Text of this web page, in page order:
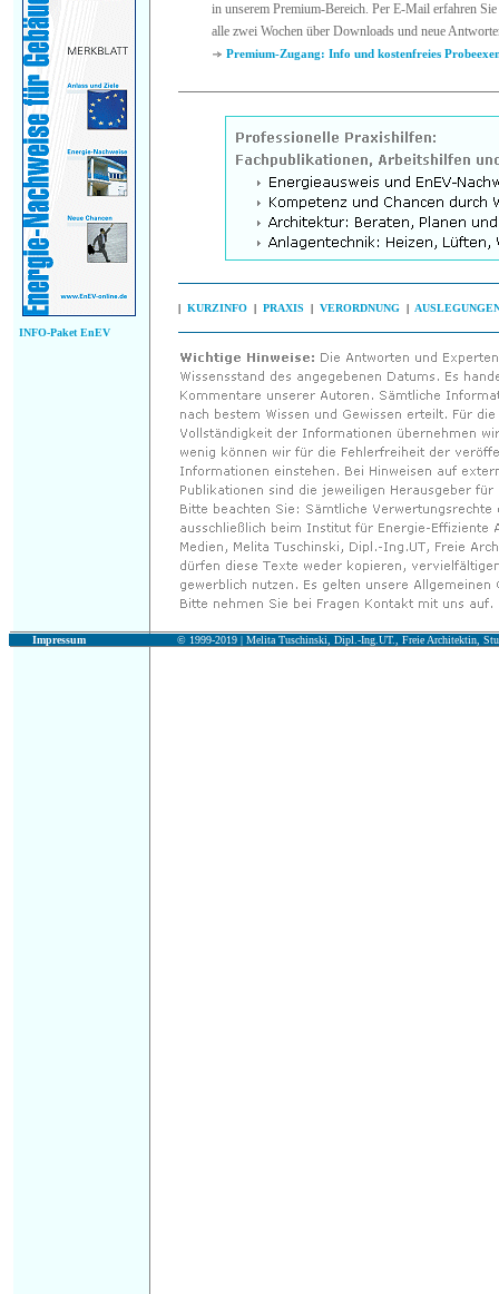
INFO-Paket EnEV
in unserem Premium-Bereich. Per E-Mail erfahren Sie
alle zwei Wochen über Downloads und neue
Premium-Zugang: Info und kostenfreies
| KURZINFO | PRAXIS | VERORDNUNG |
Impressum © 1999-2019 | Melita Tuschinski, Dipl.-Ing.UT., Freie Architektin,